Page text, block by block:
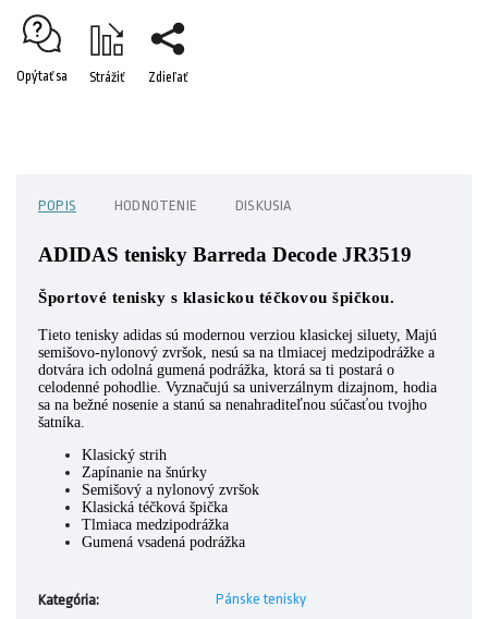
Opýtať sa Strážiť Zdieľať
POPIS HODNOTENIE DISKUSIA
ADIDAS tenisky Barreda Decode JR3519
Športové tenisky s klasickou téčkovou špičkou.
Tieto tenisky adidas sú modernou verziou klasickej siluety, Majú
semišovo-nylonový zvršok, nesú sa na tlmiacej medzipodrážke a
dotvára ich odolná gumená podrážka, ktorá sa ti postará o
celodenné pohodlie. Vyznačujú sa univerzálnym dizajnom, hodia
sa na bežné nosenie a stanú sa nenahraditeľnou súčasťou tvojho
šatníka.
Klasický strih
Zapínanie na šnúrky
Semišový a nylonový zvršok
Klasická téčková špička
Tlmiaca medzipodrážka
Gumená vsadená podrážka
Kategória: Pánske tenisky